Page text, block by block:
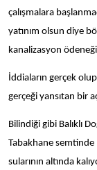
çalışmalara
yatınım olsun diye
kanalizasyon
İddiaların gerçek
gerçeği yansıtan bir
Bilindiği gibi Balıklı
Tabakhane
sularının altında